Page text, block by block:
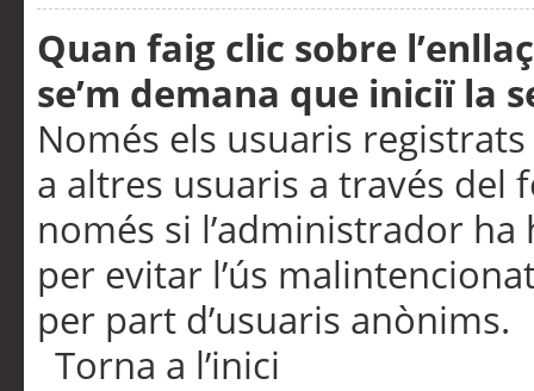
Quan faig clic sobre
se’m demana que iniciï la
Només els usuaris
a altres usuaris a través
només si l’administrador
per evitar l’ús
per part d’usuaris anònims.
Torna a l’inici